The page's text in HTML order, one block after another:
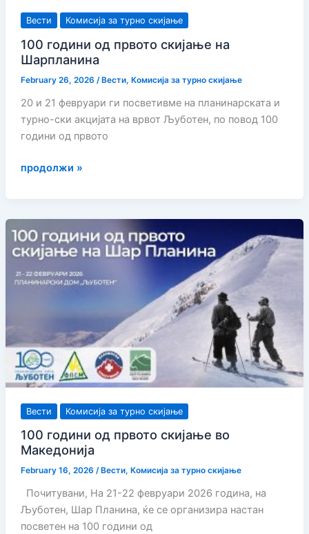
Вести Комисија за турно скијање
100 години од првото скијање на
Шарпланина
February 26, 2026 / Вести, Комисија за турно скијање
20 и 21 февруари ги посветивме на планинарската и
турно-ски акцијата на врвот Љуботен, по повод 100
години од првото
100
првото
скијање
на
продолжи »
Вести Комисија за турно скијање
100 години од првото скијање во
Македонија
February 16, 2026 / Вести, Комисија за турно скијање
Почитувани, На 21-22 февруари 2026 година, на
Љуботен, Шар Планина, ќе се организира настан
посветен на 100 години од